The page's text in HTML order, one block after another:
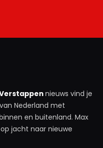
nieuws vind je
Nederland met
en buitenland. Max
jacht naar nieuwe